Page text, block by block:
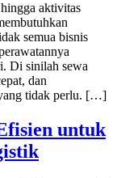
aktivitas
semua bisnis
Di sinilah sewa
dan
yang tidak perlu. […]
untuk